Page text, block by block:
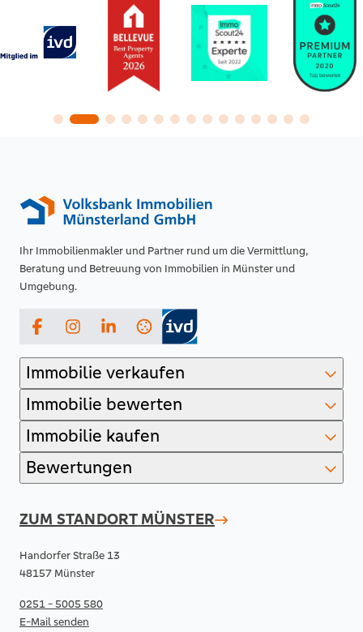
Ihr Immobilienmakler und Partner rund um die Vermittlung,
Beratung und Betreuung von Immobilien in Münster und
Umgebung.
FacebookInstagramLinkedIn
Immobilie verkaufen
Immobilie bewerten
Immobilie kaufen
Bewertungen
ZUM STANDORT MÜNSTER
Handorfer Straße 13
48157 Münster
0251 - 5005 580
E-Mail senden